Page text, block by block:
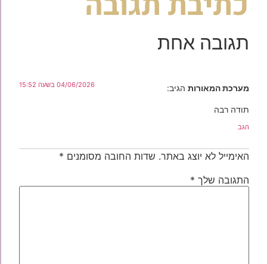
תגובה אחת
מערכת המאורות הגיב: 04/06/2026 בשעה 15:52
תודה רבה
הגב
האימייל לא יוצג באתר. שדות החובה מסומנים *
התגובה שלך *